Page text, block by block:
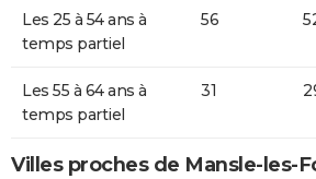
Les 25 à 54 ans à
temps partiel
56
Les 55 à 64 ans à
temps partiel
31
Villes proches de Mansle-les-